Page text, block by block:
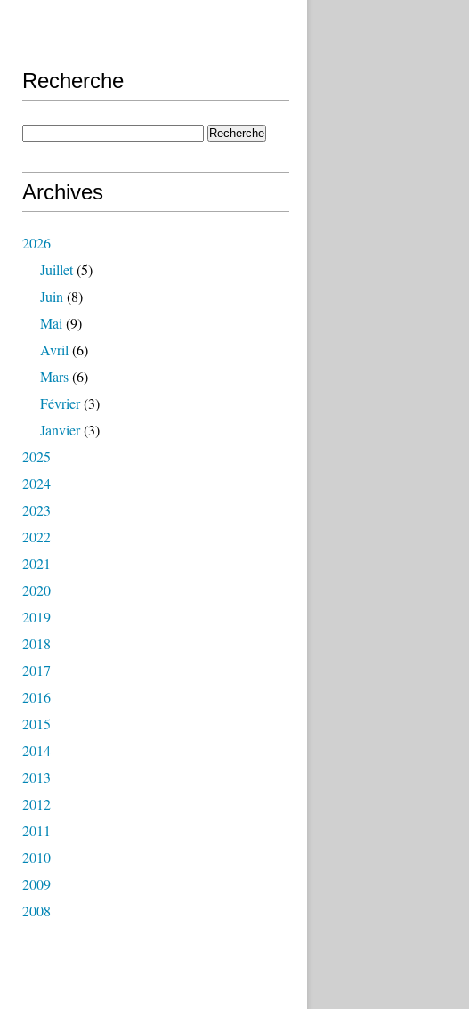
Recherche
Archives
2026
Juillet(5)
Juin (8)
Mai (9)
Avril (6)
Mars(6)
Février(3)
Janvier(3)
2025
2024
2023
2022
2021
2020
2019
2018
2017
2016
2015
2014
2013
2012
2011
2010
2009
2008